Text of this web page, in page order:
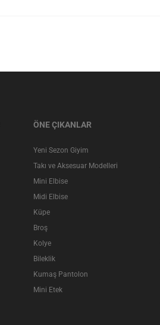
ÖNE ÇIKANLAR
Yeni Sezon Giyim
Takı ve Aksesuar Modelleri
Mini Elbise
Midi Elbise
Küpe
Broş
Kolye
Bileklik
Kumaş Pantolon
Mini Etek